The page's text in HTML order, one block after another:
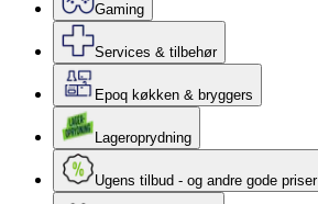
Gaming
Services & tilbehør
Epoq køkken & bryggers
Lageroprydning
Ugens tilbud - og andre gode priser